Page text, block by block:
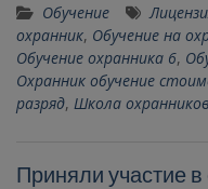
Обучение
охранник, Обучение на
Обучение охранника 6,
Охранник обучение
разряд, Школа охранников
Приняли участие